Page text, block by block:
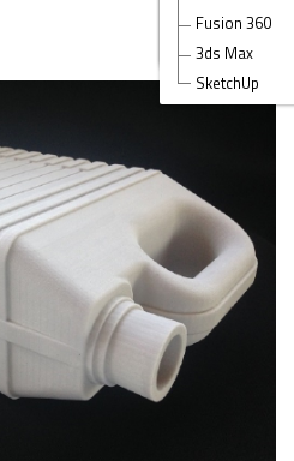
Salud
Ingenieria Civil
Paneles &
Tubos
Fusion 360
3ds Max
SketchUp